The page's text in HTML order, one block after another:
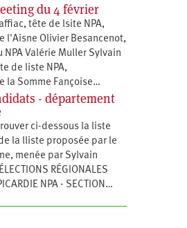
du 4 février
tête de lsite NPA,
l'Aisne Olivier Besancenot,
Valérie Muller Sylvain
de liste NPA,
la Somme Fançoise…
- département
ci-dessous la liste
la lliste proposée par le
menée par Sylvain
RÉGIONALES
NPA - SECTION…